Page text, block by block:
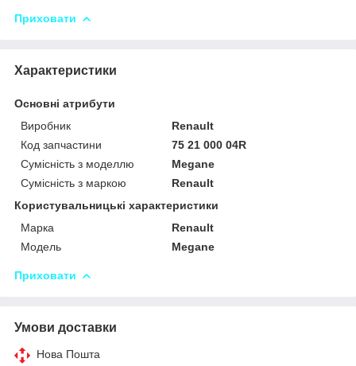
Приховати
Характеристики
Основні атрибути
Виробник
Renault
Код запчастини
75 21 000 04R
Сумісність з моделлю
Megane
Сумісність з маркою
Renault
Користувальницькі характеристики
Марка
Renault
Модель
Megane
Приховати
Умови доставки
Нова Пошта